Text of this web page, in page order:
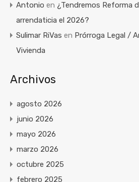
Antonio en ¿Tendremos Reforma
arrendaticia el 2026?
Sulimar RiVas en Prórroga Legal /
Vivienda
Archivos
agosto 2026
junio 2026
mayo 2026
marzo 2026
octubre 2025
febrero 2025